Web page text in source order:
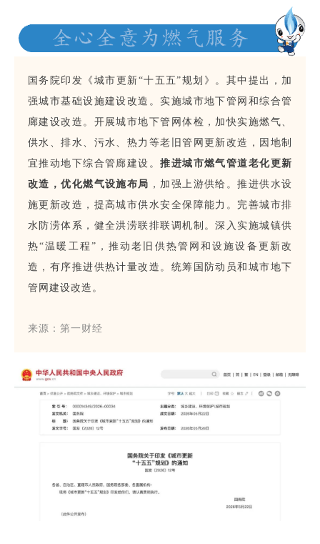
国务院印发《城市更新“十五五”规划》。其中提出，加
强城市基础设施建设改造。实施城市地下管网和综合管
廊建设改造。 开展城市地下管网体检，加快实施燃气、
供水、排水、污水、热力等老旧管网更新改造， 因地制
宜推动地下综合管廊建设。推进城市燃气管道老化更新
改造，优化燃气设施布局 ，加强上游供给。推进供水设
施更新改造，提高城市供水安全保障能力。完善城市排
水防涝体系，健全洪涝联排联调机制。深入实施城镇供
热“温暖工程”，推动老旧供热管网和设施设备更新改
造，有序推进供热计量改造。统筹国防动员和城市地下
管网建设改造。
来源：第一财经